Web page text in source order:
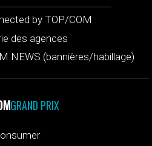
by TOP/COM
des agences
NEWS (bannières/habillage)
GRAND PRIX